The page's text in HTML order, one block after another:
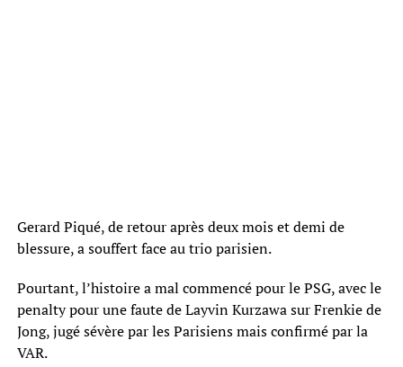
Gerard Piqué, de retour après deux mois et demi de
blessure, a souffert face au trio parisien.
Pourtant, l’histoire a mal commencé pour le PSG, avec le
penalty pour une faute de Layvin Kurzawa sur Frenkie de
Jong, jugé sévère par les Parisiens mais confirmé par la
VAR.